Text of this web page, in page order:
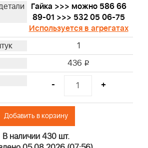
Гайка >>> можно 586 66
89-01 >>> 532 05 06-75
Используется в агрегатах
1
436 i
- +
Добавить в корзину
В наличии 430 шт.